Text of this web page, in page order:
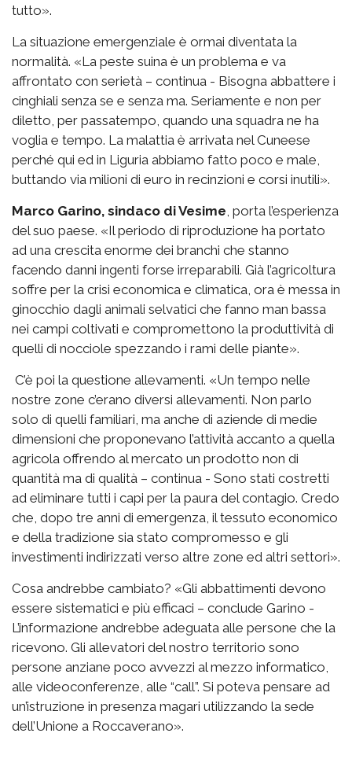
tutto».
La situazione emergenziale è ormai diventata la
normalità. «La peste suina è un problema e va
affrontato con serietà – continua - Bisogna abbattere i
cinghiali senza se e senza ma. Seriamente e non per
diletto, per passatempo, quando una squadra ne ha
voglia e tempo. La malattia è arrivata nel Cuneese
perché qui ed in Liguria abbiamo fatto poco e male,
buttando via milioni di euro in recinzioni e corsi inutili».
Marco Garino, sindaco di Vesime, porta l’esperienza
del suo paese. «Il periodo di riproduzione ha portato
ad una crescita enorme dei branchi che stanno
facendo danni ingenti forse irreparabili. Già l’agricoltura
soffre per la crisi economica e climatica, ora è messa in
ginocchio dagli animali selvatici che fanno man bassa
nei campi coltivati e compromettono la produttività di
quelli di nocciole spezzando i rami delle piante».
C’è poi la questione allevamenti. «Un tempo nelle
nostre zone c’erano diversi allevamenti. Non parlo
solo di quelli familiari, ma anche di aziende di medie
dimensioni che proponevano l’attività accanto a quella
agricola offrendo al mercato un prodotto non di
quantità ma di qualità – continua - Sono stati costretti
ad eliminare tutti i capi per la paura del contagio. Credo
che, dopo tre anni di emergenza, il tessuto economico
e della tradizione sia stato compromesso e gli
investimenti indirizzati verso altre zone ed altri settori».
Cosa andrebbe cambiato? «Gli abbattimenti devono
essere sistematici e più efficaci – conclude Garino -
L’informazione andrebbe adeguata alle persone che la
ricevono. Gli allevatori del nostro territorio sono
persone anziane poco avvezzi al mezzo informatico,
alle videoconferenze, alle “call”. Si poteva pensare ad
un’istruzione in presenza magari utilizzando la sede
dell’Unione a Roccaverano».